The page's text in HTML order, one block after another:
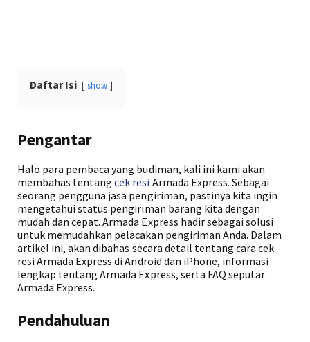
Daftar Isi show
Pengantar
Halo para pembaca yang budiman, kali ini kami akan
membahas tentangcek resi Armada Express. Sebagai
seorang pengguna jasa pengiriman, pastinya kita ingin
mengetahui status pengiriman barang kita dengan
mudah dan cepat. Armada Express hadir sebagai solusi
untuk memudahkan pelacakan pengiriman Anda. Dalam
artikel ini, akan dibahas secara detail tentang cara cek
resi Armada Express di Android dan iPhone, informasi
lengkap tentang Armada Express, serta FAQ seputar
Armada Express.
Pendahuluan